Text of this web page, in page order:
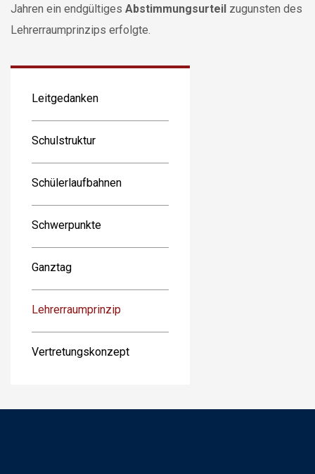
Jahren ein endgültiges Abstimmungsurteil zugunsten des
Lehrerraumprinzips erfolgte.
Leitgedanken
Schulstruktur
Schülerlaufbahnen
Schwerpunkte
Ganztag
Lehrerraumprinzip
Vertretungskonzept